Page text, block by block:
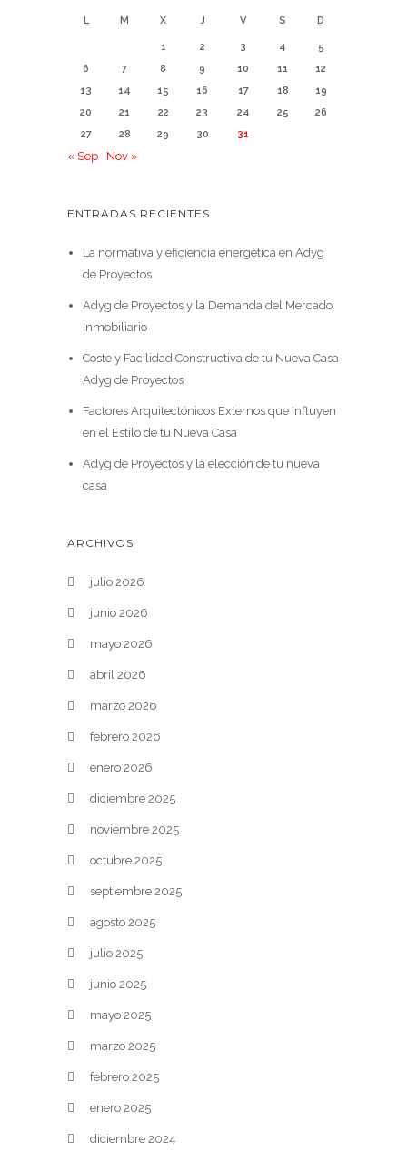
L M X J V S D
1 2 3 4
5
6
7 8 9 10 11
12
13
14 15 16 17 18
19
20
21 22 23 24 25
26
27
28 29 30 31
« Sep Nov »
ENTRADAS RECIENTES
La normativa y eficiencia energética en Adyg
de Proyectos
Adyg de Proyectos y la Demanda del Mercado
Inmobiliario
Coste y Facilidad Constructiva de tu Nueva Casa
Adyg de Proyectos
Factores Arquitectónicos Externos que Influyen
en el Estilo de tu Nueva Casa
Adyg de Proyectos y la elección de tu nueva
casa
ARCHIVOS
julio 2026
junio 2026
mayo 2026
abril 2026
marzo 2026
febrero 2026
enero 2026
diciembre 2025
noviembre 2025
octubre 2025
septiembre 2025
agosto 2025
julio 2025
junio 2025
mayo 2025
marzo 2025
febrero 2025
enero 2025
diciembre 2024